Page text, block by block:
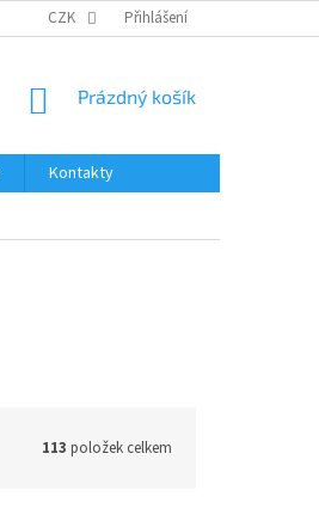
PODMÍNKY OCHRANY OSOBNÍCH ÚDAJŮ
CZK Přihlášení
NÁKUPNÍ
Prázdný košík
Kontakty
113 položek celkem